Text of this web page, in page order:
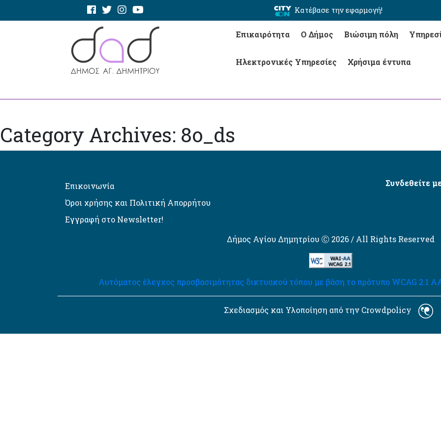
Κατέβασε την εφαρμογή!
Επικαιρότητα Ο Δήμος Βιώσιμη πόλη
Ηλεκτρονικές Υπηρεσίες Χρήσιμα έντυπα
Category Archives: 8o_ds
Επικοινωνία
Όροι χρήσης και Πολιτική Απορρήτου
Εγγραφή στο Newsletter!
Συνδεθείτε
Δήμος Αγίου Δημητρίου Ⓒ 2026 / All Rights Reserved
Αυτόματος έλεγχος προσβασιμότητας δικτυακού τόπου με βάση το πρότυπο WCAG 2.1
Σχεδιασμός και Υλοποίηση από την Crowdpolicy